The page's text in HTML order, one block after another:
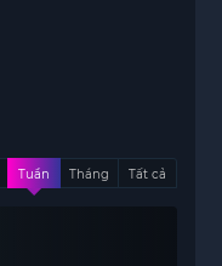
Tuần Tháng Tất cả